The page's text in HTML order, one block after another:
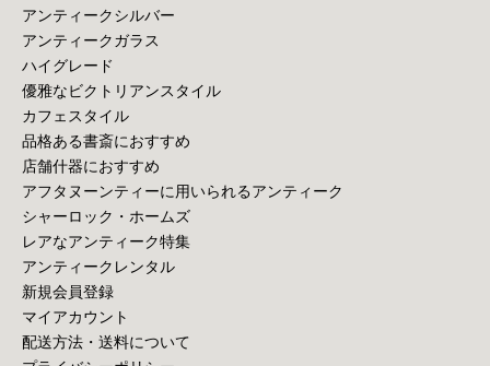
アンティークシルバー
アンティークガラス
ハイグレード
優雅なビクトリアンスタイル
カフェスタイル
品格ある書斎におすすめ
店舗什器におすすめ
アフタヌーンティーに用いられるアンティーク
シャーロック・ホームズ
レアなアンティーク特集
アンティークレンタル
新規会員登録
マイアカウント
配送方法・送料について